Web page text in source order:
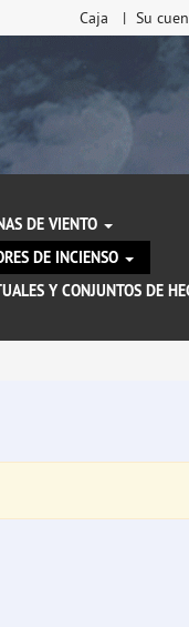
Caja Su
DE VIENTO
DE INCIENSO
Y CONJUNTOS DE